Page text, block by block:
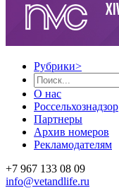
Рубрики>
О нас
Россельхознадзор
Партнеры
Архив номеров
Рекламодателям
+7 967 133 08 09
info@vetandlife.ru